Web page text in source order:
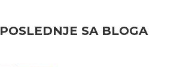
POSLEDNJE SA BLOGA